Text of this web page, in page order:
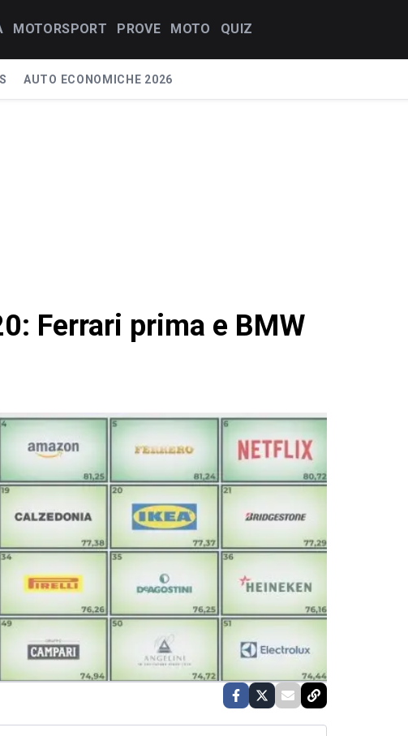
MOTORSPORT PROVE MOTO QUIZ
AUTO ECONOMICHE 2026
Ferrari prima e BMW